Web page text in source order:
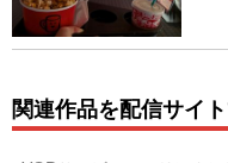
関連作品を配信サイ